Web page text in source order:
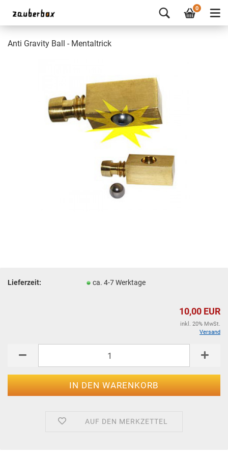
0
Anti Gravity Ball - Mentaltrick
Lieferzeit: ca. 4-7 Werktage
10,00 EUR
inkl. 20% MwSt.
Versand
AUF DEN MERKZETTEL